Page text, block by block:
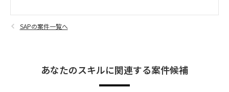
SAPの案件一覧へ
あなたのスキルに関連する案件候補